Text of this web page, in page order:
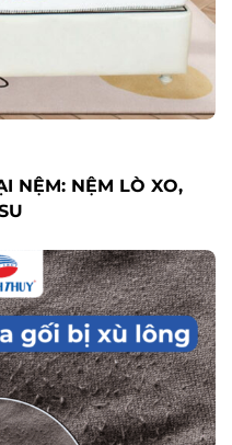
NỆM: NỆM LÒ XO,